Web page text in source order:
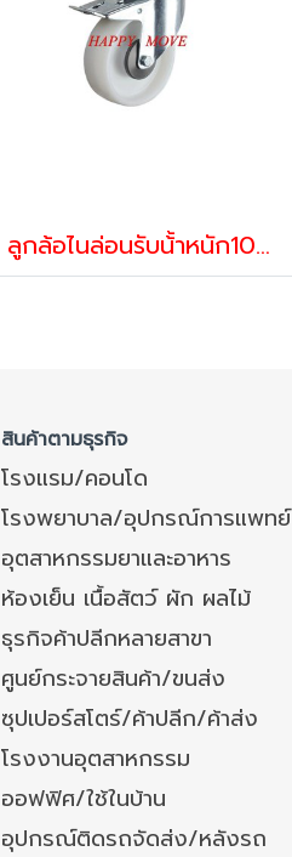
ลูกล้อไนล่อนรับน้้าหนัก100-250กก.แป้นเบรค รุ่น VALUE ยี่ห้อ PAREO 06263,06362,06461
สินค้าตามธุรกิจ
โรงแรม/คอนโด
โรงพยาบาล/อุปกรณ์การแพทย์
อุตสาหกรรมยาและอาหาร
ห้องเย็น เนื้อสัตว์ ผัก ผลไม้
ธุรกิจค้าปลีกหลายสาขา
ศูนย์กระจายสินค้า/ขนส่ง
ซุปเปอร์สโตร์/ค้าปลีก/ค้าส่ง
โรงงานอุตสาหกรรม
ออฟฟิศ/ใช้ในบ้าน
อุปกรณ์ติดรถจัดส่ง/หลังรถ